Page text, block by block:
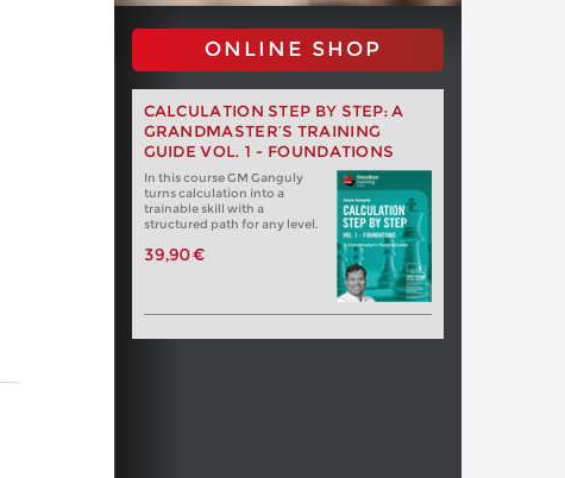
ONLINE SHOP
CALCULATION STEP BY STEP: A
GRANDMASTER’S TRAINING
GUIDE VOL. 1 - FOUNDATIONS
In this course GM Ganguly
turns calculation into a
trainable skill with a
structured path for any level.
39,90 €